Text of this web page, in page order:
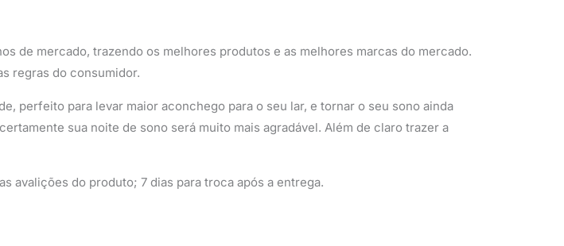
de mercado, trazendo os melhores produtos e as melhores marcas do mercado.
regras do consumidor.
perfeito para levar maior aconchego para o seu lar, e tornar o seu sono ainda
sua noite de sono será muito mais agradável. Além de claro trazer a
avalições do produto; 7 dias para troca após a entrega.